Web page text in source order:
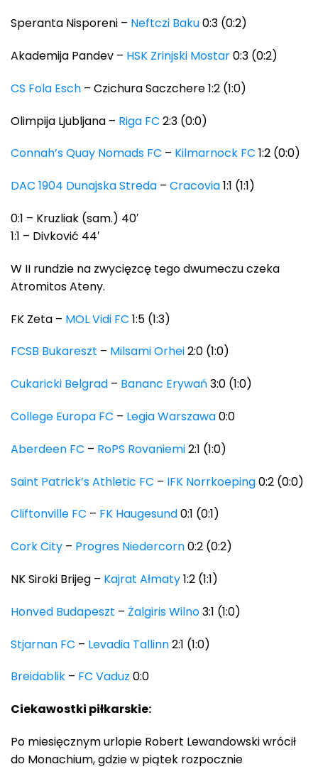
Speranta Nisporeni – Neftczi Baku0:3 (0:2)
Akademija Pandev – HSK Zrinjski Mostar0:3 (0:2)
CS Fola Esch – Czichura Saczchere 1:2 (1:0)
Olimpija Ljubljana – Riga FC 2:3 (0:0)
Connah’s Quay Nomads FC – Kilmarnock FC 1:2 (0:0)
DAC 1904 Dunajska Streda – Cracovia1:1 (1:1)
0:1 – Kruzliak (sam.) 40′
1:1 – Divković 44′
W II rundzie na zwycięzcę tego dwumeczu czeka
Atromitos Ateny.
FK Zeta – MOL Vidi FC 1:5 (1:3)
FCSB Bukareszt – Milsami Orhei2:0 (1:0)
Cukaricki Belgrad – Bananc Erywań3:0 (1:0)
College Europa FC – Legia Warszawa0:0
Aberdeen FC – RoPS Rovaniemi2:1 (1:0)
Saint Patrick’s Athletic FC – IFK Norrkoeping0:2 (0:0)
Cliftonville FC – FK Haugesund0:1 (0:1)
Cork City – Progres Niedercorn0:2 (0:2)
NK Siroki Brijeg – Kajrat Ałmaty1:2 (1:1)
Honved Budapeszt – Żalgiris Wilno3:1 (1:0)
Stjarnan FC – Levadia Tallinn2:1 (1:0)
Breidablik – FC Vaduz 0:0
Ciekawostki piłkarskie:
Po miesięcznym urlopie Robert Lewandowski wrócił
do Monachium, gdzie w piątek rozpocznie